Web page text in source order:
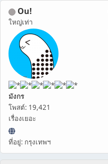
Ou!
ใหญ่เท่า
มังกร
โพสต์: 19,421
เรื่องเยอะ
ที่อยู่: กรุงเทพฯ